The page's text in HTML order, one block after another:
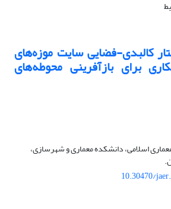
کالبدی-فضایی سایت موزه‌‌های
برای بازآفرینی محوطه‌های
اسلامی، دانشکده معماری و شهرسازی،
10.30470/